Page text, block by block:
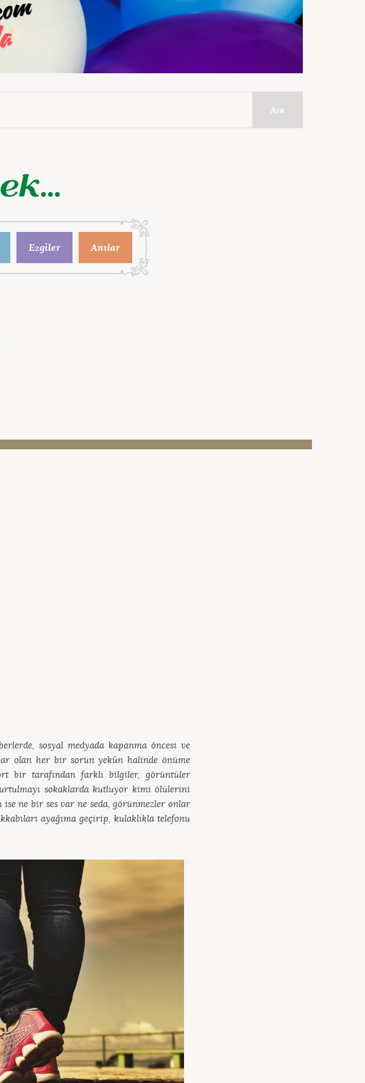
Ara
Ezgiler Anılar
sosyal medyada kapanma öncesi ve
olan her bir sorun yekûn halinde önüme
bir tarafından farklı bilgiler, görüntüler
sokaklarda kutluyor kimi ölülerini
ise ne bir ses var ne seda, görünmezler onlar
ayağıma geçirip, kulaklıkla telefonu